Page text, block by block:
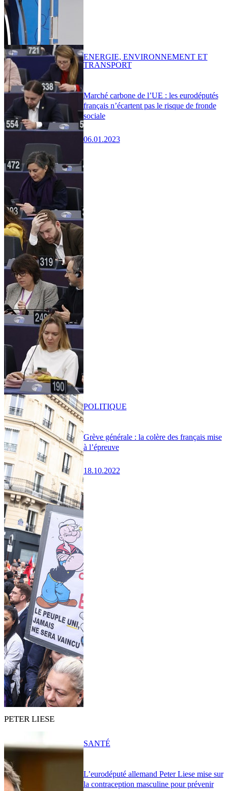
Marché carbone de l’UE : les eurodéputés
français n’écartent pas le risque de fronde
sociale
06.01.2023
ENERGIE, ENVIRONNEMENT ET
TRANSPORT
Grève générale : la colère des français mise
à l’épreuve
18.10.2022
POLITIQUE
PETER LIESE
L’eurodéputé allemand Peter Liese mise sur
la contraception masculine pour prévenir
SANTÉ